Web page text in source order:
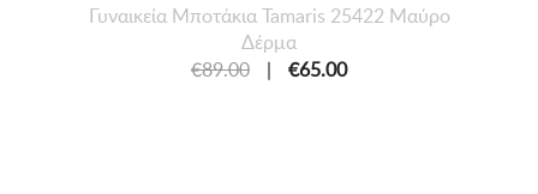
Γυναικεία Mποτάκια Tamaris 25422 Μαύρο
Δέρμα
€89.00
| €65.00